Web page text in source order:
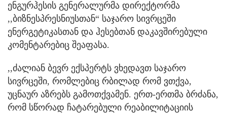
ენგურჰესის გენერალურმა დირექტორმა
,,ბიზნესპრესნიუსთან“ საჯარო სივრცეში
ენერგეტიკასთან და ჰესებთან დაკავშირებული
კომენტარებიც შეაფასა.
,,ძალიან ბევრ ექსპერტს ვხედავთ საჯარო
სივრცეში, რომლებიც რბილად რომ ვთქვა,
უცნაურ აზრებს გამოთქვამენ. ერთ-ერთმა ბრძანა,
რომ სწორად ჩატარებული რეაბილიტაციის